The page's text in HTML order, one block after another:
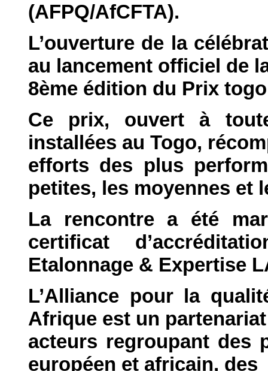
(AFPQ/AfCFTA).
L’ouverture de la
au lancement officiel de
8ème édition du Prix
Ce prix, ouvert à
installées au Togo,
efforts des plus
petites, les moyennes et
La rencontre a été
certificat
Etalonnage & Expertise
L’Alliance pour la
Afrique est un
acteurs regroupant des
européen et africain, des